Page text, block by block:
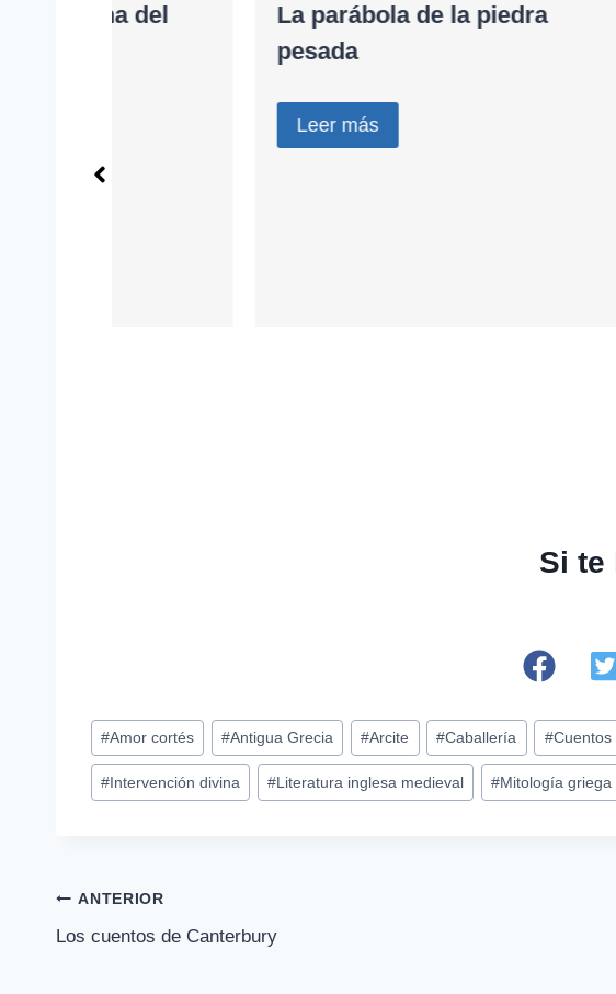
La parábola de la piedra
El
Si te
Etiquetas
de
la
#Amor cortés #Antigua Grecia #Arcite #Caballería #Cuentos
# Intervención divina # Literatura inglesa medieval #Mitología griega
Navegación
de
ANTERIOR
Los cuentos de Canterbury